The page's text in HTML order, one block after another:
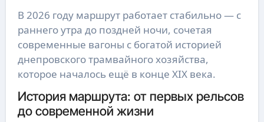
В 2026 году маршрут работает стабильно — с
раннего утра до поздней ночи, сочетая
современные вагоны с богатой историей
днепровского трамвайного хозяйства,
которое началось ещё в конце XIX века.
История маршрута: от первых рельсов
до современной жизни